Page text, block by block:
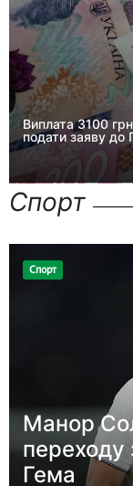
Виплата 3100
подати заяву до
Спорт
Спорт
Манор
переходу
Гема